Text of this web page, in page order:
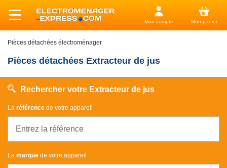
Mon compte Mon panier
Pièces détachées électroménager
Pièces détachées Extracteur de jus
Rechercher votre Extracteur de jus
La référence de votre appareil
La marque de votre appareil